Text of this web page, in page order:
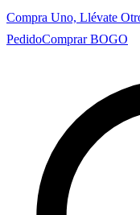
Compra Uno, Llévate
PedidoComprar BOGO